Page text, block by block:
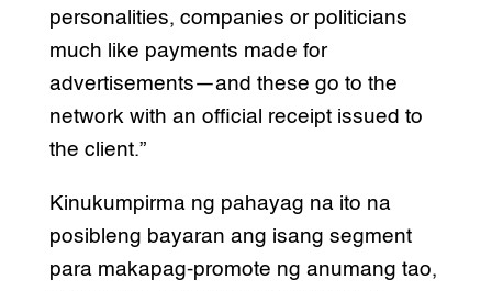
personalities, companies or politicians
much like payments made for
advertisements—and these go to the
network with an official receipt issued to
the client.”
Kinukumpirma ng pahayag na ito na
posibleng bayaran ang isang segment
para makapag-promote ng anumang tao,